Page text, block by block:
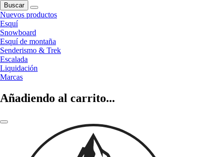
Buscar
Nuevos productos
Esquí
Snowboard
Esquí de montaña
Senderismo & Trek
Escalada
Liquidación
Marcas
Añadiendo al carrito...